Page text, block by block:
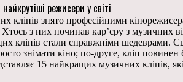
режисери у світі
кліпів знято професійними
з них починав кар’єру з музичних
кліпів стали справжніми
знімати кіно; по-друге, кліп
15 найкращих музичних кліпів,